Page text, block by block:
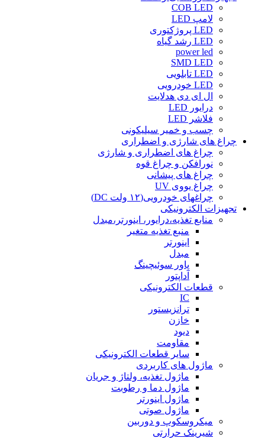
COB LED
لامپ LED
LED پروژکتوری
LED رشد گیاه
power led
SMD LED
LED تابلویی
LED خودرویی
ال ای دی هدلایت
درایور LED
فلاشر LED
چسب و خمیر سیلیکونی
چراغ های شارژی و اضطراری
چراغ های اضطراری و شارژی
نورافکن و چراغ قوه
چراغ های پیشانی
چراغ یووی UV
چراغهای خودرویی(۱۲ ولت DC)
تجهیزات الکترونیکی
منابع تغذیه،درایور، اینورتر،مبدل
منبع تغذیه متغیر
اینورتر
مبدل
پاور سوئیچینگ
آداپتور
قطعات الکترونیکی
IC
ترانزیستور
خازن
دیود
مقاومت
سایر قطعات الکترونیکی
ماژول های کاربردی
ماژول تغذیه، ولتاژ و جریان
ماژول دما و رطوبت
ماژول اینورتر
ماژول صوتی
میکروسکوپ و دوربین
شیرینک حرارتی